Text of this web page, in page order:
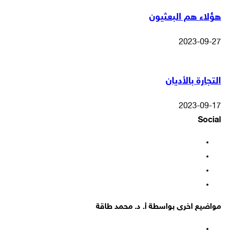
هؤلاء هم البعثيون
2023-09-27
التجارة بالأديان
2023-09-17
Social
مواضيع اخرى بواسطة أ. د. محمد طاقة